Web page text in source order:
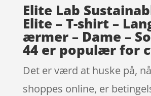
Elite Lab
Elite – T-shirt –
ærmer – Dame –
44 er populær for
Det er værd at huske på,
shoppes online, er